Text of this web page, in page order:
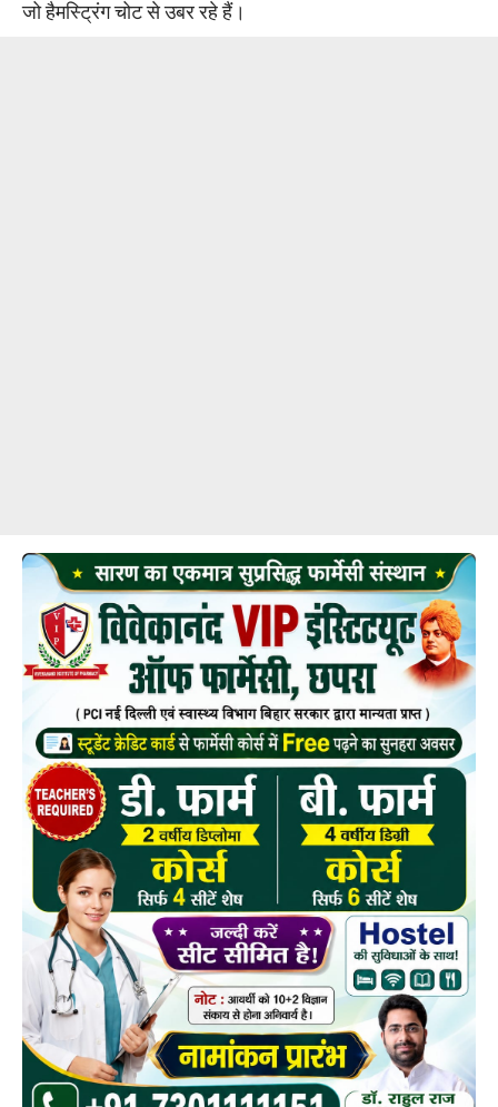
जो हैमस्ट्रिंग चोट से उबर रहे हैं।